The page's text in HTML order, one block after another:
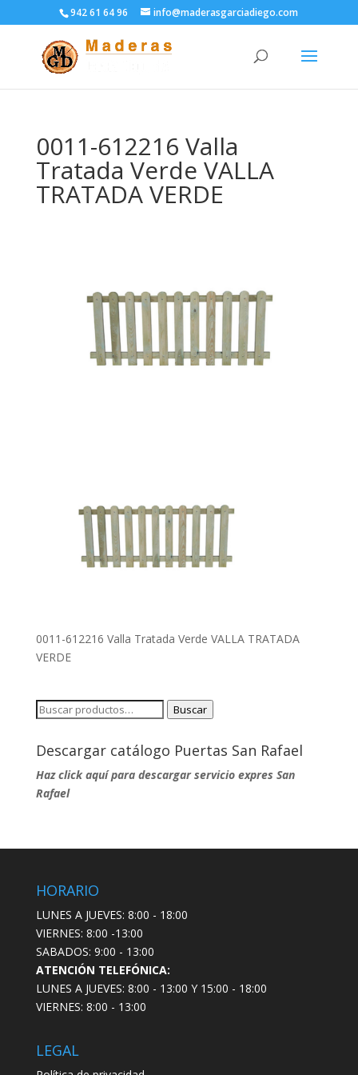
942 61 64 96 info@maderasgarciadiego.com
0011-612216 Valla
Tratada Verde VALLA
TRATADA VERDE
0011-612216 Valla Tratada Verde VALLA TRATADA
VERDE
Buscar
Buscar
Descargar catálogo Puertas San Rafael
Haz click aquí para descargar servicio expres San
Rafael
HORARIO
LUNES A JUEVES: 8:00 - 18:00
VIERNES: 8:00 -13:00
SABADOS: 9:00 - 13:00
ATENCIÓN TELEFÓNICA:
LUNES A JUEVES: 8:00 - 13:00 Y 15:00 - 18:00
VIERNES: 8:00 - 13:00
LEGAL